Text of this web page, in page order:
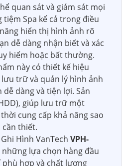
quan sát và giám sát mọi
Spa kể cả trong điều
hiển thị hình ảnh rõ
dễ dàng nhận biết và xác
hiểm hoặc bất thường.
này có thiết kế hiệu
trữ và quản lý hình ảnh
dàng và tiện lợi. Sản
giúp lưu trữ một
cung cấp khả năng sao
cần thiết.
Hình VanTech VPH-
lựa chọn hàng đầu
phù hợp và chất lượng